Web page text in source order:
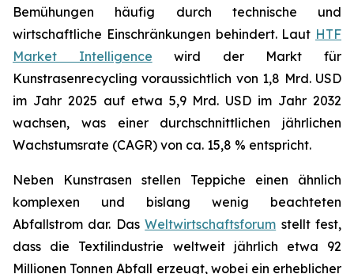
Bemühungen häufig durch technische und
wirtschaftliche Einschränkungen behindert. Laut HTF
Market Intelligence wird der Markt für
Kunstrasenrecycling voraussichtlich von 1,8 Mrd. USD
im Jahr 2025 auf etwa 5,9 Mrd. USD im Jahr 2032
wachsen, was einer durchschnittlichen jährlichen
Wachstumsrate (CAGR) von ca. 15,8 % entspricht.
Neben Kunstrasen stellen Teppiche einen ähnlich
komplexen und bislang wenig beachteten
Abfallstrom dar. DasWeltwirtschaftsforum stellt fest,
dass die Textilindustrie weltweit jährlich etwa 92
Millionen Tonnen Abfall erzeugt, wobei ein erheblicher